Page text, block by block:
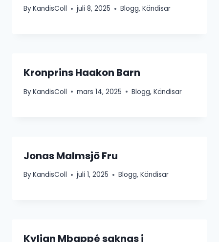
ByKandisColl juli 8, 2025 Blogg,Kändisar
Kronprins Haakon Barn
ByKandisColl mars 14, 2025 Blogg,Kändisar
Jonas Malmsjö Fru
ByKandisColl juli 1, 2025 Blogg,Kändisar
Kylian Mbappé saknas i